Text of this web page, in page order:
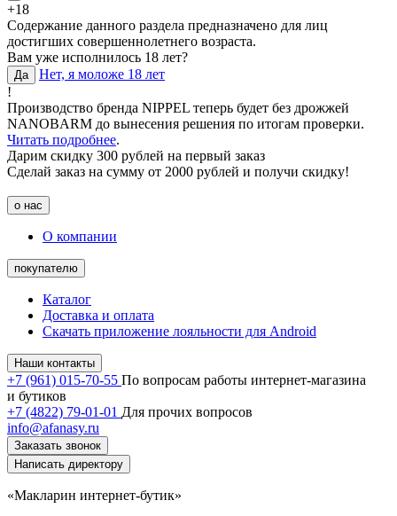
+18
Содержание данного раздела предназначено для лиц
достигших совершеннолетнего возраста.
Вам уже исполнилось 18 лет?
Да
Нет, я моложе 18 лет
!
Производство бренда NIPPEL теперь будет без дрожжей
NANOBARM до вынесения решения по итогам проверки.
Читать подробнее.
Дарим скидку 300 рублей на первый заказ
Сделай заказ на сумму от 2000 рублей и получи скидку!
о нас
О компании
покупателю
Каталог
Доставка и оплата
Скачать приложение лояльности для Android
Наши контакты
+7 (961) 015-70-55 По вопросам работы интернет-магазина
и бутиков
+7 (4822) 79-01-01 Для прочих вопросов
info@afanasy.ru
Заказать звонок
Написать директору
«Макларин интернет-бутик»